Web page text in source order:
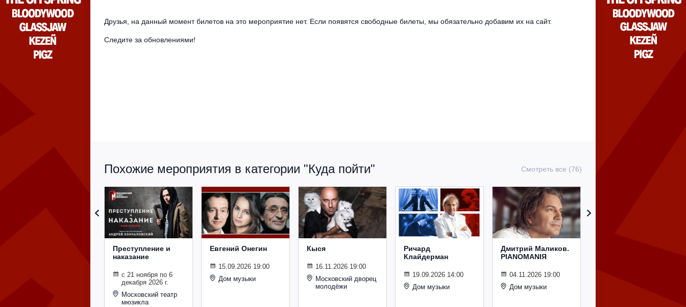
Друзья, на данный момент билетов на это мероприятие нет. Если появятся свободные билеты, мы обязательно добавим их на сайт.
Следите за обновлениями!
Похожие мероприятия в категории "Куда пойти" Смотреть все (76)
Преступление и
наказание
с 21 ноября по 6
декабря 2026 г.
Московский театр
мюзикла
Евгений Онегин
15.09.2026 19:00
Дом музыки
Кыся
16.11.2026 19:00
Московский дворец
молодёжи
Ричард
Клайдерман
19.09.2026 14:00
Дом музыки
Дмитрий Маликов.
PIANOMANIЯ
04.11.2026 19:00
Дом музыки